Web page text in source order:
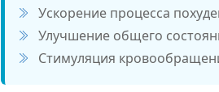
Ускорение процесса
Улучшение общего
Стимуляция